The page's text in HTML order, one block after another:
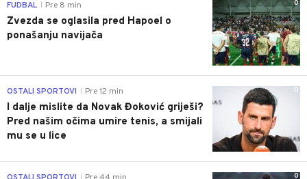
0
FUDBAL Pre 8 min
Zvezda se oglasila pred Hapoel o
ponašanju navijača
0
OSTALI SPORTOVI Pre 12 min
I dalje mislite da Novak Đoković griješi?
Pred našim očima umire tenis, a smijali
mu se u lice
0